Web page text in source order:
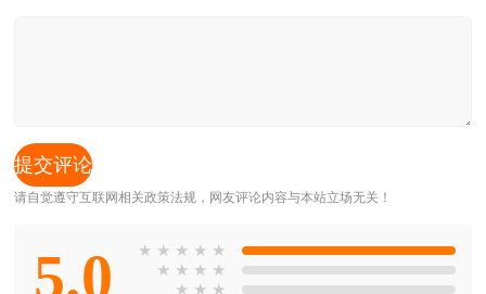
请自觉遵守互联网相关政策法规，网友评论内容与本站立场无关！
5.0 ★ ★ ★ ★ ★
★ ★ ★ ★
★ ★ ★